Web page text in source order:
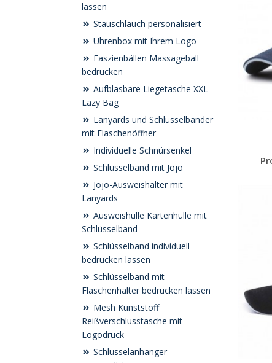
lassen
Stauschlauch personalisiert
Uhrenbox mit Ihrem Logo
Faszienbällen Massageball
bedrucken
Aufblasbare Liegetasche XXL
Lazy Bag
Lanyards und Schlüsselbänder
mit Flaschenöffner
Individuelle Schnürsenkel
Schlüsselband mit Jojo
Jojo-Ausweishalter mit
Lanyards
Ausweishülle Kartenhülle mit
Schlüsselband
Schlüsselband individuell
bedrucken lassen
Schlüsselband mit
Flaschenhalter bedrucken lassen
Mesh Kunststoff
Reißverschlusstasche mit
Logodruck
Schlüsselanhänger